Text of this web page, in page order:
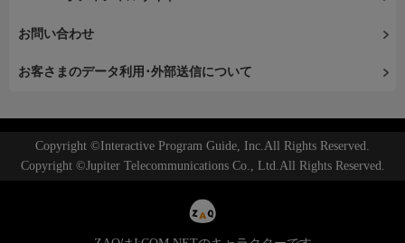
お問い合わせ
お客さまのデータ利用･外部送信について
Copyright ©Interactive Program Guide, Inc.All Rights Reserved.
Copyright ©Jupiter Telecommunications Co., Ltd.All Rights Reserved.